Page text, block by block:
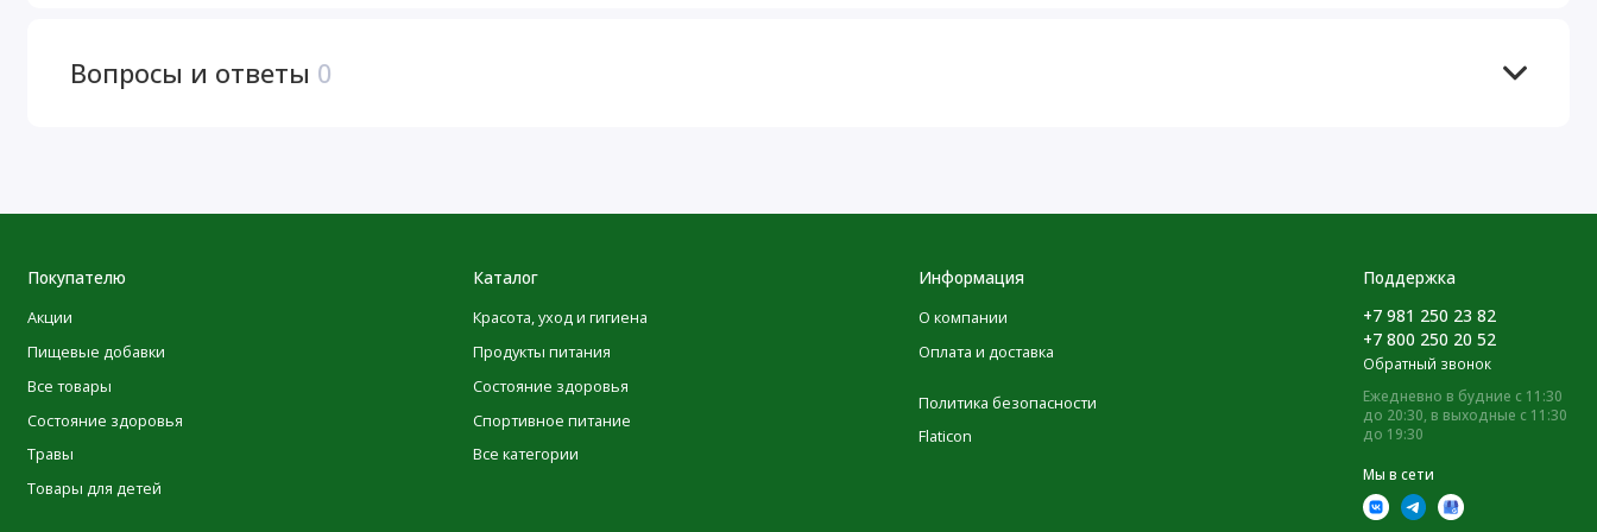
регистрацию cGMP
Вертикальная интеграция компании позволяет нам предлагать продукты наивысшего качества по
В качестве пищевой добавки принимать по две (2) капсулы три (3) раза в день во время еды или запивая
Вопросы и ответы 0
Покупателю
Акции
Пищевые добавки
Все товары
Состояние здоровья
Травы
Товары для детей
Каталог
Красота, уход и гигиена
Продукты питания
Состояние здоровья
Спортивное питание
Все категории
Информация
О компании
Оплата и доставка
Политика безопасности
Flaticon
Поддержка
+7 981 250 23 82
+7 800 250 20 52
Обратный звонок
Ежедневно в будние с 11:30
до 20:30, в выходные с 11:30
до 19:30
Мы в сети